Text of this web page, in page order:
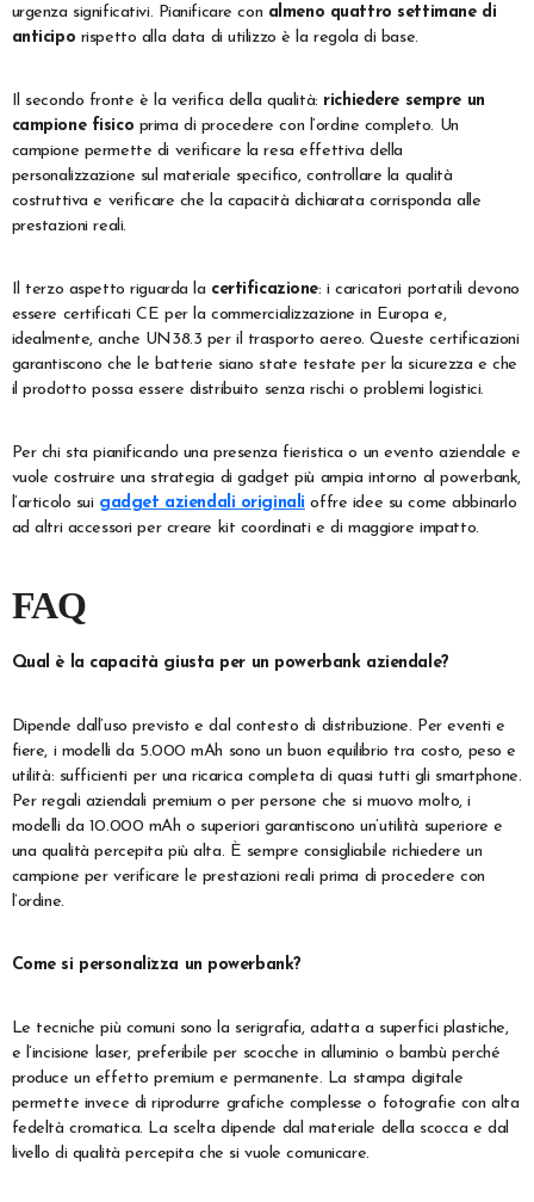
urgenza significativi. Pianificare con almeno quattro settimane di
anticipo rispetto alla data di utilizzo è la regola di base.
Il secondo fronte è la verifica della qualità: richiedere sempre un
campione fisico prima di procedere con l’ordine completo. Un
campione permette di verificare la resa effettiva della
personalizzazione sul materiale specifico, controllare la qualità
costruttiva e verificare che la capacità dichiarata corrisponda alle
prestazioni reali.
Il terzo aspetto riguarda la certificazione: i caricatori portatili devono
essere certificati CE per la commercializzazione in Europa e,
idealmente, anche UN38.3 per il trasporto aereo. Queste certificazioni
garantiscono che le batterie siano state testate per la sicurezza e che
il prodotto possa essere distribuito senza rischi o problemi logistici.
Per chi sta pianificando una presenza fieristica o un evento aziendale e
vuole costruire una strategia di gadget più ampia intorno al powerbank,
l’articolo sui gadget aziendali originali offre idee su come abbinarlo
ad altri accessori per creare kit coordinati e di maggiore impatto.
FAQ
Qual è la capacità giusta per un powerbank aziendale?
Dipende dall’uso previsto e dal contesto di distribuzione. Per eventi e
fiere, i modelli da 5.000 mAh sono un buon equilibrio tra costo, peso e
utilità: sufficienti per una ricarica completa di quasi tutti gli smartphone.
Per regali aziendali premium o per persone che si muovo molto, i
modelli da 10.000 mAh o superiori garantiscono un’utilità superiore e
una qualità percepita più alta. È sempre consigliabile richiedere un
campione per verificare le prestazioni reali prima di procedere con
l’ordine.
Come si personalizza un powerbank?
Le tecniche più comuni sono la serigrafia, adatta a superfici plastiche,
e l’incisione laser, preferibile per scocche in alluminio o bambù perché
produce un effetto premium e permanente. La stampa digitale
permette invece di riprodurre grafiche complesse o fotografie con alta
fedeltà cromatica. La scelta dipende dal materiale della scocca e dal
livello di qualità percepita che si vuole comunicare.